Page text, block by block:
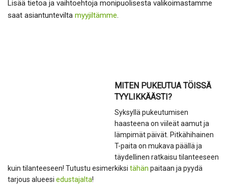
Lisää tietoa ja vaihtoehtoja monipuolisesta valikoimastamme
saat asiantuntevilta myyjiltämme.
MITEN PUKEUTUA TÖISSÄ
TYYLIKKÄÄSTI?
Syksyllä pukeutumisen
haasteena on viileät aamut ja
lämpimät päivät. Pitkähihainen
T-paita on mukava päällä ja
täydellinen ratkaisu tilanteeseen
kuin tilanteeseen! Tutustu esimerkiksi tähän paitaan ja pyydä
tarjous alueesi edustajalta!